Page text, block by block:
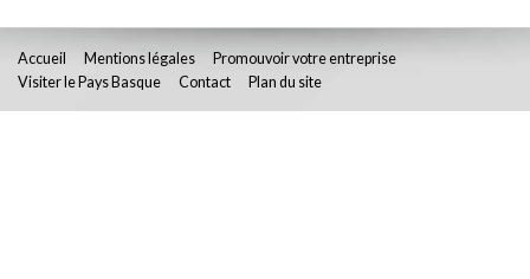
Accueil Mentions légales
Promouvoir votre entreprise
Visiter le Pays Basque
Contact Plan du site